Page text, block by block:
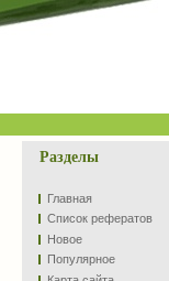
Разделы
Главная
Список рефератов
Новое
Популярное